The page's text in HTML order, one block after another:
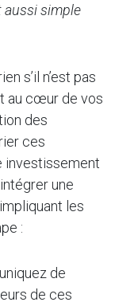
aussi simple
s’il n’est pas
au cœur de vos
des
ces
investissement
une
les
:
de
de ces